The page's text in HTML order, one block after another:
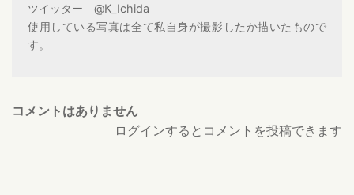
ツイッター @K_Ichida
使用している写真は全て私自身が撮影したか描いたもので
す。
コメントはありません
ログインするとコメントを投稿できます